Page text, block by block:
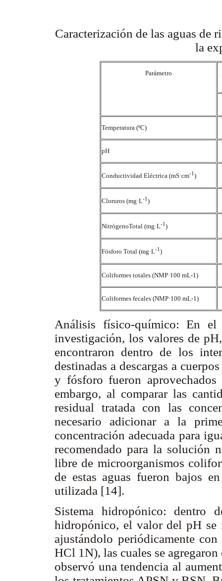
Caracterización de las aguas de
la
Parámetro
Temperatura (ºC)
pH
Conductividad Eléctrica (mS·cm-1)
Cloruros (mg·L-1)
NitrógenoTotal (mg·L-1)
Fósforo Total (mg·L-1)
Coliformes totales (NMP·100 mL-1)
Coliformes fecales (NMP·100 mL-1)
Análisis físico-químico: En el
investigación, los valores de
encontraron dentro de los
destinadas a descargas a
y fósforo fueron
embargo, al comparar las
residual tratada con las
necesario adicionar a la
concentración adecuada para
recomendado para la solución
libre de microorganismos
de estas aguas fueron bajos
utilizada [14].
Sistema hidropónico: dentro
hidropónico, el valor del pH
ajustándolo periódicamente
HCl 1N), las cuales se
observó una tendencia al